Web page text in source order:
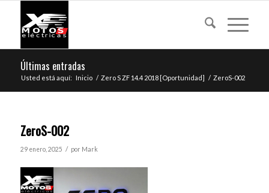
Últimas entradas
Usted está aquí: Inicio / Zero S ZF 14.4 2018 [Oportunidad] / ZeroS-002
ZeroS-002
29 enero, 2025 / por Mark